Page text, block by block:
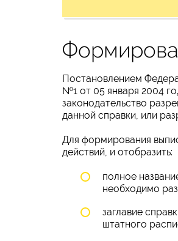
Постановлением
№1 от 05 января 2004
законодательство
данной справки, или
Для формирования
действий, и отобразить:
полное
необходимо
заглавие
штатного